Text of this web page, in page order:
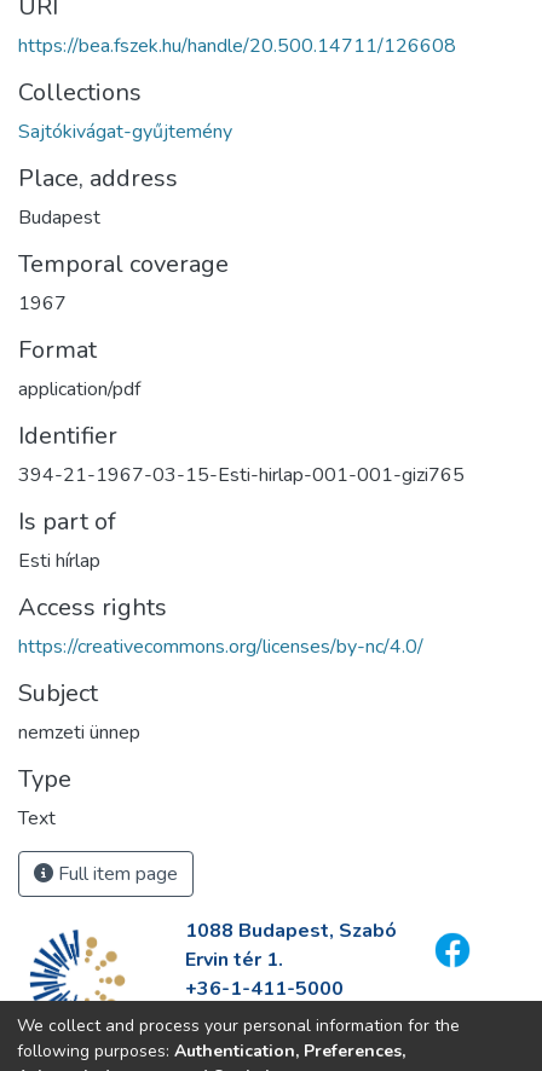
https://bea.fszek.hu/handle/20.500.14711/126608
Collections
Sajtókivágat-gyűjtemény
Place, address
Budapest
Temporal coverage
1967
Format
application/pdf
Identifier
394-21-1967-03-15-Esti-hirlap-001-001-gizi765
Is part of
Esti hírlap
Access rights
https://creativecommons.org/licenses/by-nc/4.0/
Subject
nemzeti ünnep
Type
Text
Full item page
1088 Budapest, Szabó
Ervin tér 1.
+36-1-411-5000
info@fszek.hu
https://fszek.hu
We collect and process your personal information for the
following purposes: Authentication, Preferences,